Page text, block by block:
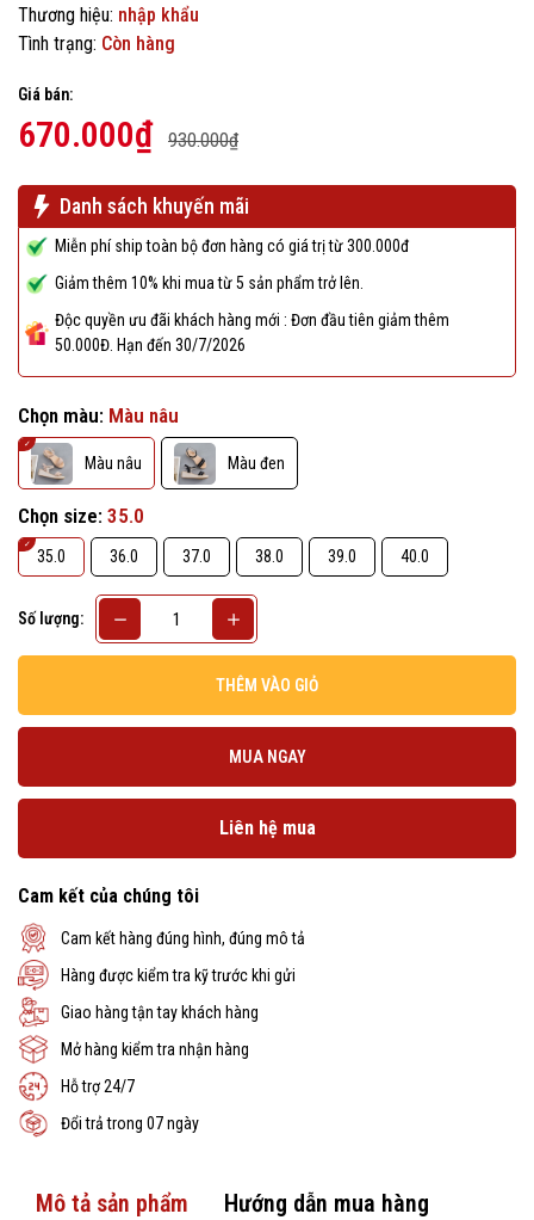
Thương hiệu: nhập khẩu
Tình trạng: Còn hàng
Giá bán:
670.000₫ 930.000₫
Danh sách khuyến mãi
Miễn phí ship toàn bộ đơn hàng có giá trị từ 300.000đ
Giảm thêm 10% khi mua từ 5 sản phẩm trở lên.
Độc quyền ưu đãi khách hàng mới : Đơn đầu tiên giảm thêm
50.000Đ. Hạn đến 30/7/2026
Chọn màu: Màu nâu
Màu nâu Màu đen
Chọn size: 35.0
35.0 36.0 37.0 38.0 39.0 40.0
Số lượng:
THÊM VÀO GIỎ
MUA NGAY
Liên hệ mua
Cam kết của chúng tôi
Cam kết hàng đúng hình, đúng mô tả
Hàng được kiểm tra kỹ trước khi gửi
Giao hàng tận tay khách hàng
Mở hàng kiểm tra nhận hàng
Hỗ trợ 24/7
Đổi trả trong 07 ngày
Mô tả sản phẩm Hướng dẫn mua hàng